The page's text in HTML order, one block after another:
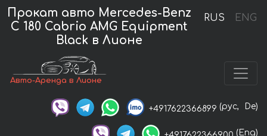
RUS ENG
Прокат авто Mercedes-Benz
C 180 Cabrio AMG Equipment
Black в Лионе
Авто-Аренда в Лионе
+4917622366899 (рус, De)
(Eng)